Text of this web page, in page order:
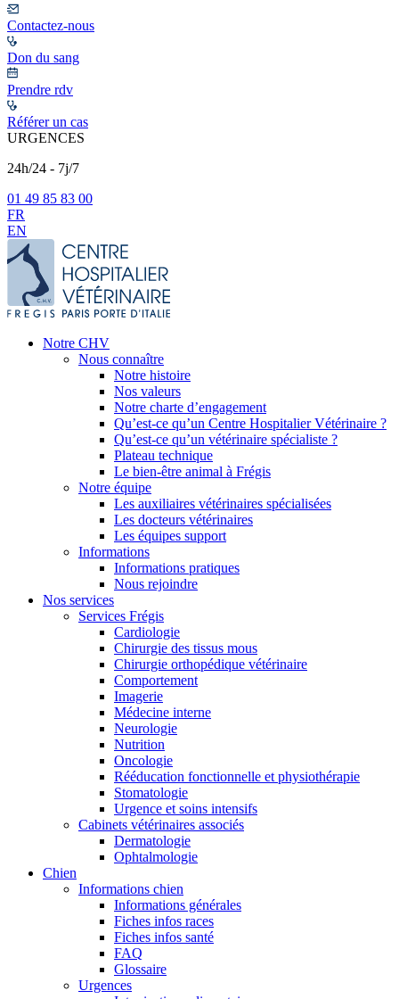
Contactez-nous
Don du sang
Prendre rdv
Référer un cas
URGENCES
24h/24 - 7j/7
01 49 85 83 00
FR
EN
Notre CHV
Nous connaître
Notre histoire
Nos valeurs
Notre charte d’engagement
Qu’est-ce qu’un Centre Hospitalier Vétérinaire ?
Qu’est-ce qu’un vétérinaire spécialiste ?
Plateau technique
Le bien-être animal à Frégis
Notre équipe
Les auxiliaires vétérinaires spécialisées
Les docteurs vétérinaires
Les équipes support
Informations
Informations pratiques
Nous rejoindre
Nos services
Services Frégis
Cardiologie
Chirurgie des tissus mous
Chirurgie orthopédique vétérinaire
Comportement
Imagerie
Médecine interne
Neurologie
Nutrition
Oncologie
Rééducation fonctionnelle et physiothérapie
Stomatologie
Urgence et soins intensifs
Cabinets vétérinaires associés
Dermatologie
Ophtalmologie
Chien
Informations chien
Informations générales
Fiches infos races
Fiches infos santé
FAQ
Glossaire
Urgences